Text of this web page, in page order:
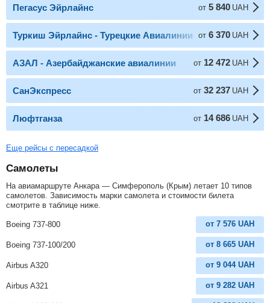
Пегасус Эйрлайнс от 5 840 UAH
Туркиш Эйрлайнс - Турецкие Авиалинии от 6 370 UAH
АЗАЛ - Азербайджанские авиалинии от 12 472 UAH
СанЭкспресс от 32 237 UAH
Люфтганза от 14 686 UAH
Еще рейсы с пересадкой
Самолеты
На авиамаршруте Анкара — Симферополь (Крым) летает 10 типов
самолетов. Зависимость марки самолета и стоимости билета
смотрите в таблице ниже.
Boeing 737-800 от 7 576 UAH
Boeing 737-100/200 от 8 665 UAH
Airbus A320 от 9 044 UAH
Airbus A321 от 9 282 UAH